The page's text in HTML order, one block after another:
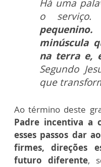
Há uma
o serviço.
minúscula
na terra e,
Segundo
que
Ao término deste
Padre incentiva a
esses passos dar
firmes, direções
futuro diferente,